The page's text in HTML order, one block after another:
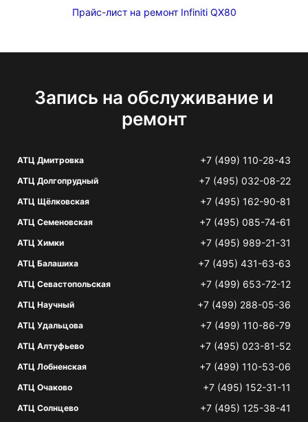
Прайс-лист на ремонт Infiniti QX80
Запись на обслуживание и
ремонт
АТЦ Дмитровка +7 (499) 110-28-43
АТЦ Долгопрудный +7 (495) 032-08-22
АТЦ Щёлковская +7 (495) 162-90-81
АТЦ Семеновская +7 (495) 085-74-61
АТЦ Химки +7 (495) 989-21-31
АТЦ Балашиха +7 (495) 431-63-63
АТЦ Севастопольская +7 (499) 653-72-12
АТЦ Научный +7 (499) 288-05-36
АТЦ Удальцова +7 (499) 110-86-79
АТЦ Алтуфьево +7 (495) 023-81-52
АТЦ Лобненская +7 (499) 110-53-06
АТЦ Очаково +7 (495) 152-31-11
АТЦ Солнцево +7 (495) 125-38-41